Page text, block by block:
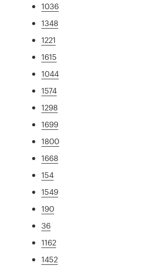
1036
1348
1221
1615
1044
1574
1298
1699
1800
1668
154
1549
190
36
1162
1452